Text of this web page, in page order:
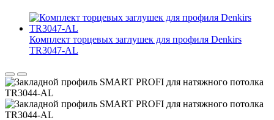
Комплект торцевых заглушек для профиля Denkirs
TR3047-AL